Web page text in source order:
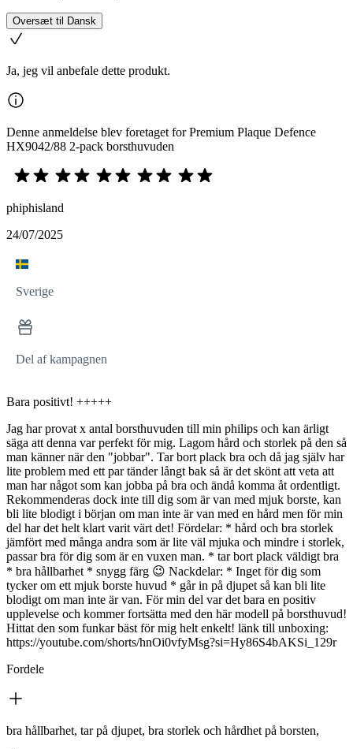
Oversæt til Dansk
Ja, jeg vil anbefale dette produkt.
Denne anmeldelse blev foretaget for Premium Plaque Defence
HX9042/88 2-pack borsthuvuden
phiphisland
24/07/2025
Sverige
Del af kampagnen
Bara positivt! +++++
Jag har provat x antal borsthuvuden till min philips och kan ärligt
säga att denna var perfekt för mig. Lagom hård och storlek på den så
man känner när den "jobbar". Tar bort plack bra och då jag själv har
lite problem med ett par tänder långt bak så är det skönt att veta att
man har något som kan jobba på bra och ändå komma åt ordentligt.
Rekommenderas dock inte till dig som är van med mjuk borste, kan
bli lite blodigt i början om man inte är van med en hård men för min
del har det helt klart varit värt det! Fördelar: * hård och bra storlek
jämfört med många andra som är lite väl mjuka och mindre i storlek,
passar bra för dig som är en vuxen man. * tar bort plack väldigt bra
* bra hållbarhet * snygg färg 😉 Nackdelar: * Inget för dig som
tycker om ett mjuk borste huvud * går in på djupet så kan bli lite
blodigt om man inte är van. För min del var det bara en positiv
upplevelse och kommer fortsätta med den här modell på borsthuvud!
Hittat den som funkar bäst för mig helt enkelt! länk till unboxing:
https://youtube.com/shorts/hnOi0vfyMsg?si=Hy86S4bAKSi_129r
Fordele
bra hållbarhet, tar på djupet, bra storlek och hårdhet på borsten,